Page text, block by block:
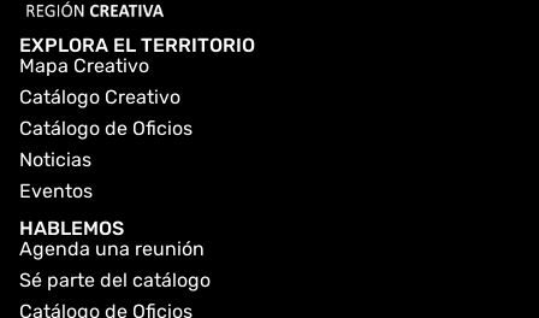
EXPLORA EL TERRITORIO
Mapa Creativo
Catálogo Creativo
Catálogo de Oficios
Noticias
Eventos
HABLEMOS
Agenda una reunión
Sé parte del catálogo
Catálogo de Oficios